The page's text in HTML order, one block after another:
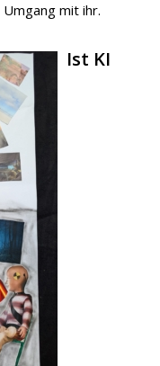
mit ihr.
Ist KI